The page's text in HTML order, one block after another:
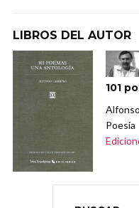
LIBROS DEL AUTOR
101
Poesía